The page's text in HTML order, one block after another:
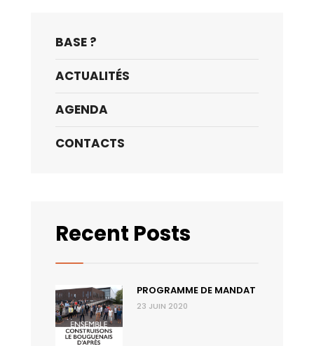
BASE ?
ACTUALITÉS
AGENDA
CONTACTS
Recent Posts
PROGRAMME DE MANDAT
23 JUIN 2020